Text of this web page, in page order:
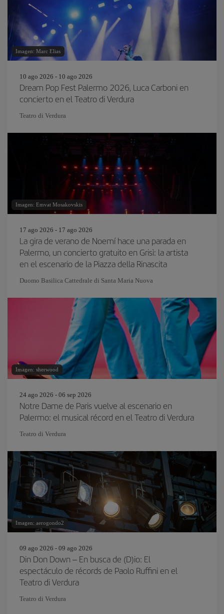
Imagen: Marc Elias
10 ago 2026 - 10 ago 2026
Dream Pop Fest Palermo 2026, Luca Carboni en
concierto en el Teatro di Verdura
Teatro di Verdura
Imagen: Emvat Mosakovskis
17 ago 2026 - 17 ago 2026
La gira de verano de Noemí hace una parada en
Palermo, un concierto gratuito en Grisì: la artista
en el escenario de la Piazza della Rinascita
Duomo Basilica Cattedrale di Santa Maria Nuova
Imagen: sherwood
24 ago 2026 - 06 sep 2026
Notre Dame de Paris vuelve al escenario en
Palermo: el musical récord en el Teatro di Verdura
Teatro di Verdura
Imagen: aerogondo2
09 ago 2026 - 09 ago 2026
Din Don Down – En busca de (D)io: El
espectáculo de récords de Paolo Ruffini en el
Teatro di Verdura
Teatro di Verdura